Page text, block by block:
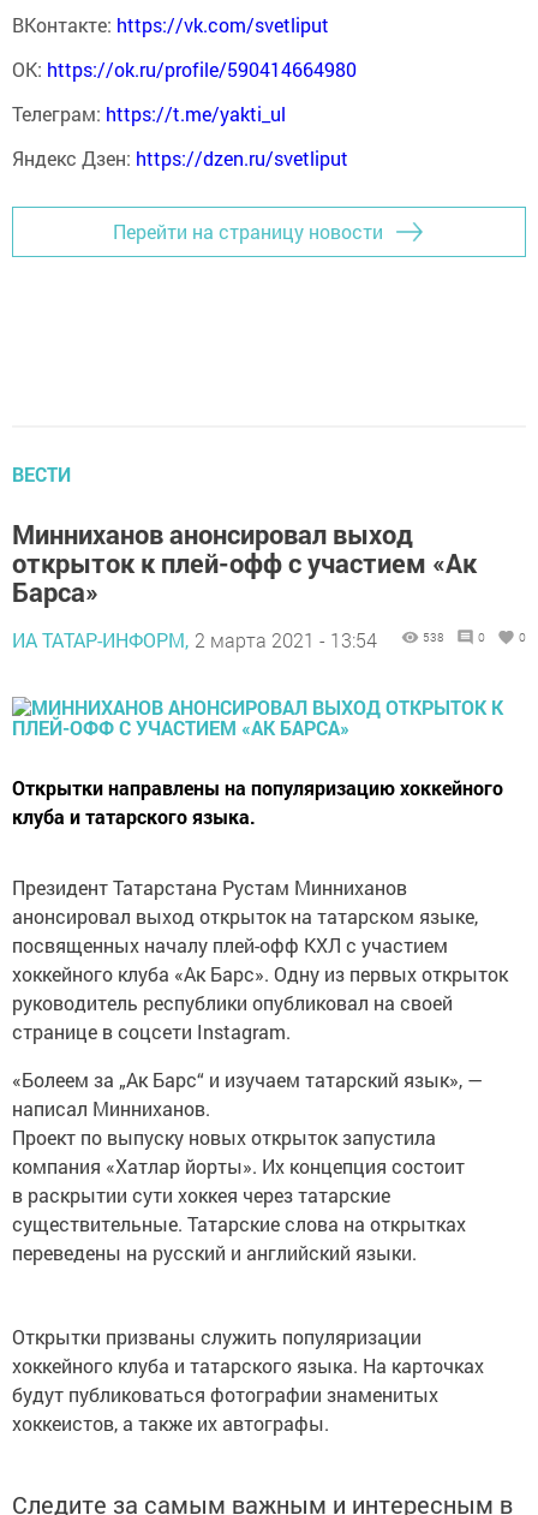
ВКонтакте: https://vk.com/svetliput
ОК: https://ok.ru/profile/590414664980
Телеграм: https://t.me/yakti_ul
Яндекс Дзен: https://dzen.ru/svetliput
Перейти на страницу новости
ВЕСТИ
Минниханов анонсировал выход
открыток к плей-офф с участием «Ак
Барса»
ИА ТАТАР-ИНФОРМ, 2 марта 2021 - 13:54 538 0 0
Открытки направлены на популяризацию хоккейного
клуба и татарского языка.
Президент Татарстана Рустам Минниханов
анонсировал выход открыток на татарском языке,
посвященных началу плей-офф КХЛ с участием
хоккейного клуба «Ак Барс». Одну из первых открыток
руководитель республики опубликовал на своей
странице в соцсети Instagram.
«Болеем за „Ак Барс“ и изучаем татарский язык», —
написал Минниханов.
Проект по выпуску новых открыток запустила
компания «Хатлар йорты». Их концепция состоит
в раскрытии сути хоккея через татарские
существительные. Татарские слова на открытках
переведены на русский и английский языки.
Открытки призваны служить популяризации
хоккейного клуба и татарского языка. На карточках
будут публиковаться фотографии знаменитых
хоккеистов, а также их автографы.
Следите за самым важным и интересным в